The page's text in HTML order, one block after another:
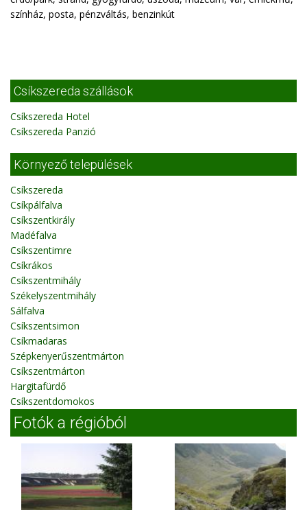
színház, posta, pénzváltás, benzinkút
Csíkszereda szállások
Csíkszereda Hotel
Csíkszereda Panzió
Környező települések
Csíkszereda
Csíkpálfalva
Csíkszentkirály
Madéfalva
Csíkszentimre
Csíkrákos
Csíkszentmihály
Székelyszentmihály
Sálfalva
Csíkszentsimon
Csíkmadaras
Szépkenyerűszentmárton
Csíkszentmárton
Hargitafürdő
Csíkszentdomokos
Fotók a régióból